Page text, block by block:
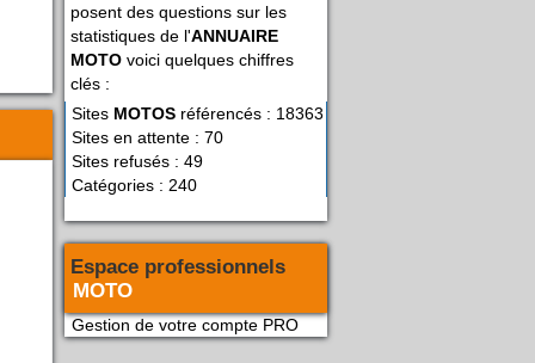
posent des questions sur les
statistiques de l'ANNUAIRE
MOTO voici quelques chiffres
clés :
Sites MOTOS référencés : 18363
Sites en attente : 70
Sites refusés : 49
Catégories : 240
Espace professionnels
MOTO
Gestion de votre compte PRO